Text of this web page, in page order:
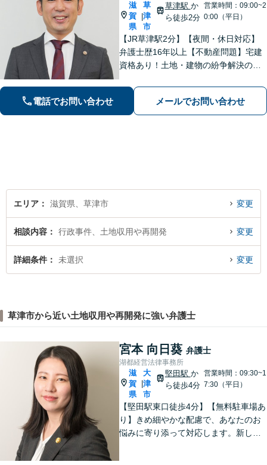
滋
賀
県
|
草
津
市
草津駅 か
ら徒歩2分
営業時間：09:00~2
0:00（平日）
【JR草津駅2分】【夜間・休日対応】
弁護士歴16年以上【不動産問題】宅建
資格あり！土地・建物の紛争解決の経
トラブル／住宅ローン絡みの財産分与
の解決【法人破産】会社破産に注力
【相続】相続問題に関する経験多数、
電話でお問い合わせ メールでお問い合わせ
エリア 滋賀県、草津市 変更
相談内容 行政事件、土地収用や再開発 変更
詳細条件 未選択 変更
草津市から近い土地収用や再開発に強い弁護士
宮本 向日葵 弁護士
湖都経営法律事務所
滋
賀
県
大
津
市
堅田駅 か
ら徒歩4分
営業時間：09:30~1
7:30（平日）
【堅田駅東口徒歩4分】【無料駐車場あ
り】きめ細やかな配慮で、あなたのお
悩みに寄り添って対応します。新しい